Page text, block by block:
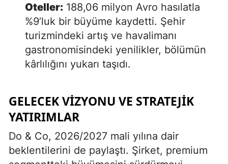
Oteller: 188,06 milyon Avro hasılatla
%9’luk bir büyüme kaydetti. Şehir
turizmindeki artış ve havalimanı
gastronomisindeki yenilikler, bölümün
kârlılığını yukarı taşıdı.
GELECEK VIZYONU VE STRATEJIK
YATIRIMLAR
Do & Co, 2026/2027 mali yılına dair
beklentilerini de paylaştı. Şirket, premium